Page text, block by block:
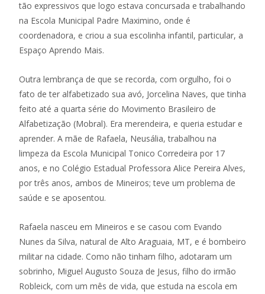
tão expressivos que logo estava concursada e trabalhando
na Escola Municipal Padre Maximino, onde é
coordenadora, e criou a sua escolinha infantil, particular, a
Espaço Aprendo Mais.
Outra lembrança de que se recorda, com orgulho, foi o
fato de ter alfabetizado sua avó, Jorcelina Naves, que tinha
feito até a quarta série do Movimento Brasileiro de
Alfabetização (Mobral). Era merendeira, e queria estudar e
aprender. A mãe de Rafaela, Neusália, trabalhou na
limpeza da Escola Municipal Tonico Corredeira por 17
anos, e no Colégio Estadual Professora Alice Pereira Alves,
por três anos, ambos de Mineiros; teve um problema de
saúde e se aposentou.
Rafaela nasceu em Mineiros e se casou com Evando
Nunes da Silva, natural de Alto Araguaia, MT, e é bombeiro
militar na cidade. Como não tinham filho, adotaram um
sobrinho, Miguel Augusto Souza de Jesus, filho do irmão
Robleick, com um mês de vida, que estuda na escola em